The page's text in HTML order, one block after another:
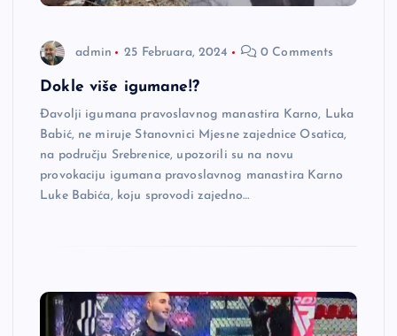
admin 25 Februara, 2024 0 Comments
Dokle više igumane!?
Đavolji igumana pravoslavnog manastira Karno, Luka
Babić, ne miruje Stanovnici Mjesne zajednice Osatica,
na području Srebrenice, upozorili su na novu
provokaciju igumana pravoslavnog manastira Karno
Luke Babića, koju sprovodi zajedno…